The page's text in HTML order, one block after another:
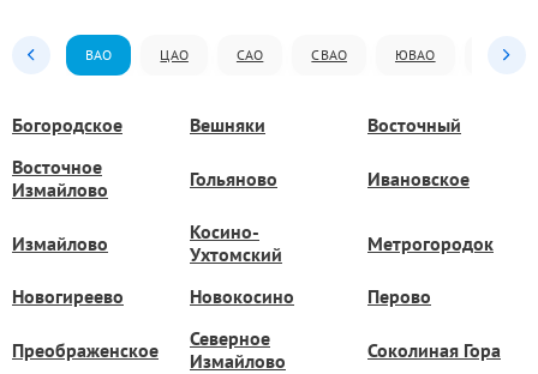
ВАО ЦАО САО СВАО ЮВАО ЮАО
Богородское Вешняки
Восточный
Восточное
Измайлово
Гольяново Ивановское
Измайлово
Косино-
Ухтомский
Метрогородок
Новогиреево Новокосино Перово
Преображенское
Северное
Измайлово
Соколиная Гора